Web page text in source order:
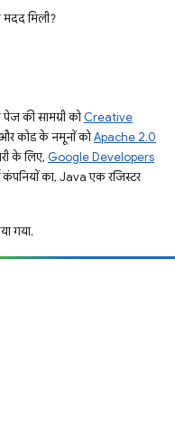
मिली?
की सामग्री कोCreative
कोड के नमूनों कोApache 2.0
के लिए, Google Developers
का, Java एक रजिस्टर
गया.